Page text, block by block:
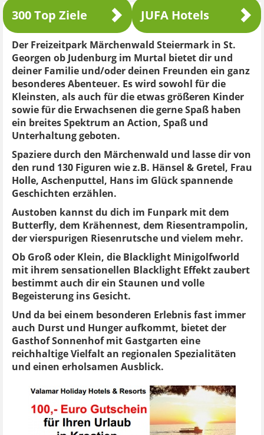
300 Top Ziele JUFA Hotels
Der Freizeitpark Märchenwald Steiermark in St.
Georgen ob Judenburg im Murtal bietet dir und
deiner Familie und/oder deinen Freunden ein ganz
besonderes Abenteuer. Es wird sowohl für die
Kleinsten, als auch für die etwas größeren Kinder
sowie für die Erwachsenen die gerne Spaß haben
ein breites Spektrum an Action, Spaß und
Unterhaltung geboten.
Spaziere durch den Märchenwald und lasse dir von
den rund 130 Figuren wie z.B. Hänsel & Gretel, Frau
Holle, Aschenputtel, Hans im Glück spannende
Geschichten erzählen.
Austoben kannst du dich im Funpark mit dem
Butterfly, dem Krähennest, dem Riesentrampolin,
der vierspurigen Riesenrutsche und vielem mehr.
Ob Groß oder Klein, die Blacklight Minigolfworld
mit ihrem sensationellen Blacklight Effekt zaubert
bestimmt auch dir ein Staunen und volle
Begeisterung ins Gesicht.
Und da bei einem besonderen Erlebnis fast immer
auch Durst und Hunger aufkommt, bietet der
Gasthof Sonnenhof mit Gastgarten eine
reichhaltige Vielfalt an regionalen Spezialitäten
und einen erholsamen Ausblick.